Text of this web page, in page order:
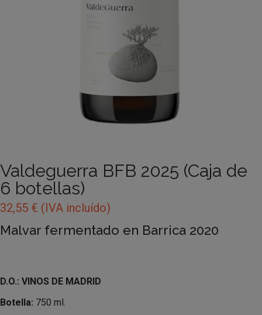
Valdeguerra BFB 2025 (Caja de
6 botellas)
32,55 € (IVA incluído)
Malvar fermentado en Barrica 2020
D.O.: VINOS DE MADRID
Botella: 750 ml.